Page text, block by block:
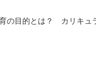
の目的とは？ カリキュ